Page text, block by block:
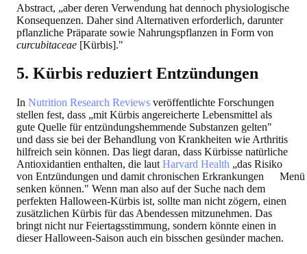
Menü
Abstract, „aber deren Verwendung hat dennoch physiologische
Konsequenzen. Daher sind Alternativen erforderlich, darunter
pflanzliche Präparate sowie Nahrungspflanzen in Form von
curcubitaceae [Kürbis]."
5. Kürbis reduziert Entzündungen
In Nutrition Research Reviews veröffentlichte Forschungen
stellen fest, dass „mit Kürbis angereicherte Lebensmittel als
gute Quelle für entzündungshemmende Substanzen gelten"
und dass sie bei der Behandlung von Krankheiten wie Arthritis
hilfreich sein können. Das liegt daran, dass Kürbisse natürliche
Antioxidantien enthalten, die laut Harvard Health „das Risiko
von Entzündungen und damit chronischen Erkrankungen
senken können." Wenn man also auf der Suche nach dem
perfekten Halloween-Kürbis ist, sollte man nicht zögern, einen
zusätzlichen Kürbis für das Abendessen mitzunehmen. Das
bringt nicht nur Feiertagsstimmung, sondern könnte einen in
dieser Halloween-Saison auch ein bisschen gesünder machen.